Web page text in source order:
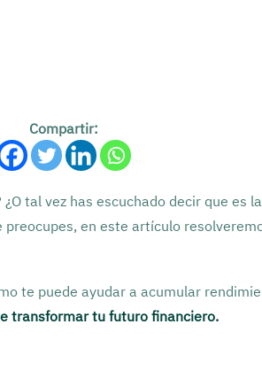
Compartir:
tal vez has escuchado decir que es
en este artículo
te puede ayudar a acumular
transformar tu futuro financiero.